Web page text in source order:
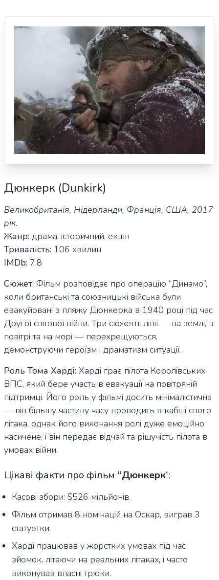
Дюнкерк (Dunkirk)
Великобританія, Нідерланди, Франція, США, 2017
рік.
Жанр: драма, історичний, екшн
Тривалість: 106 хвилин
IMDb: 7,8
Сюжет: Фільм розповідає про операцію “Динамо”,
коли британські та союзницькі війська були
евакуйовані з пляжу Дюнкерка в 1940 році під час
Другої світової війни. Три сюжетні лінії — на землі, в
повітрі та на морі — перехрещуються,
демонструючи героїзм і драматизм ситуації.
Роль Тома Харді: Харді грає пілота Королівських
ВПС, який бере участь в евакуації на повітряній
підтримці. Його роль у фільмі досить мінімалістична
— він більшу частину часу проводить в кабіні свого
літака, однак його виконання ролі дуже емоційно
насичене, і він передає відчай та рішучість пілота в
умовах війни.
Цікаві факти про фільм “Дюнкерк“:
Касові збори: $526 мільйонів.
Фільм отримав 8 номінацій на Оскар, виграв 3
статуетки.
Харді працював у жорстких умовах під час
зйомок, літаючи на реальних літаках, і часто
виконував власні трюки.